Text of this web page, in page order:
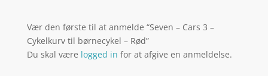
Vær den første til at anmelde “Seven – Cars 3 –
Cykelkurv til børnecykel – Rød”
Du skal være logged in for at afgive en anmeldelse.